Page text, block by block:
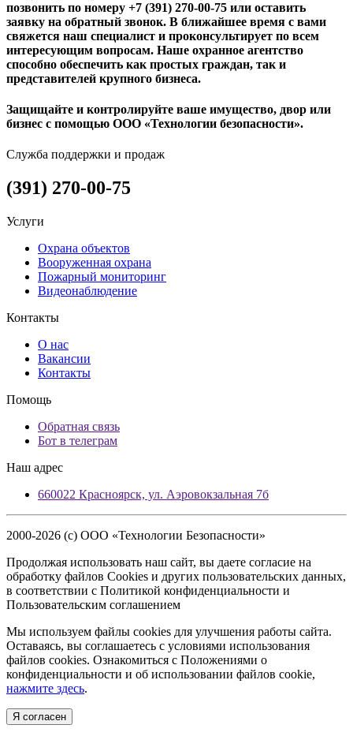
позвонить по номеру +7 (391) 270-00-75 или оставить
заявку на обратный звонок. В ближайшее время с вами
свяжется наш специалист и проконсультирует по всем
интересующим вопросам. Наше охранное агентство
способно обеспечить как простых граждан, так и
представителей крупного бизнеса.
Защищайте и контролируйте ваше имущество, двор или
бизнес с помощью ООО «Технологии безопасности».
Служба поддержки и продаж
(391) 270-00-75
Услуги
Охрана объектов
Вооруженная охрана
Пожарный мониторинг
Видеонаблюдение
Контакты
О нас
Вакансии
Контакты
Помощь
Обратная связь
Бот в телеграм
Наш адрес
660022 Красноярск, ул. Аэровокзальная 7б
2000-2026 (c) ООО «Технологии Безопасности»
Продолжая использовать наш сайт, вы даете согласие на
обработку файлов Cookies и других пользовательских данных,
в соответствии с Политикой конфиденциальности и
Пользовательским соглашением
Мы используем файлы cookies для улучшения работы сайта.
Оставаясь, вы соглашаетесь с условиями использования
файлов cookies. Ознакомиться с Положениями о
конфиденциальности и об использовании файлов cookie,
нажмите здесь.
Я согласен